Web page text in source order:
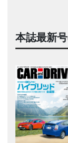
本誌最新